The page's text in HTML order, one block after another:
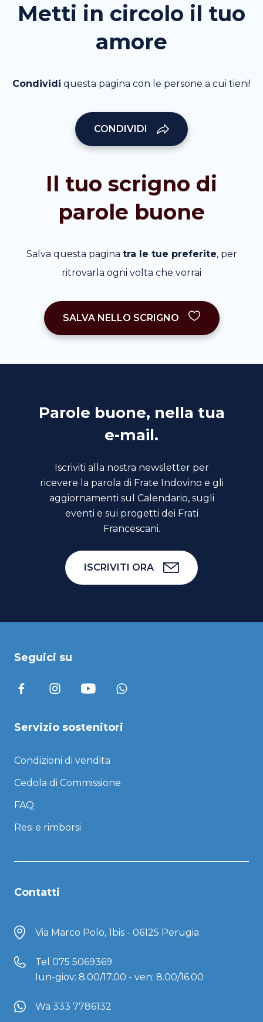
Metti in circolo il tuo
amore
Condividi questa pagina con le persone a cui tieni!
CONDIVIDI
Il tuo scrigno di
parole buone
Salva questa pagina tra le tue preferite, per
ritrovarla ogni volta che vorrai
SALVA NELLO SCRIGNO
Parole buone, nella tua
e-mail.
Iscriviti alla nostra newsletter per
ricevere la parola di Frate Indovino e gli
aggiornamenti sul Calendario, sugli
eventi e sui progetti dei Frati
Francescani.
ISCRIVITI ORA
Seguici su
Servizio sostenitori
Condizioni di vendita
Cedola di Commissione
FAQ
Resi e rimborsi
Contatti
Via Marco Polo, 1bis - 06125 Perugia
Tel 075 5069369
lun-giov: 8.00/17.00 - ven: 8.00/16.00
Wa 333 7786132